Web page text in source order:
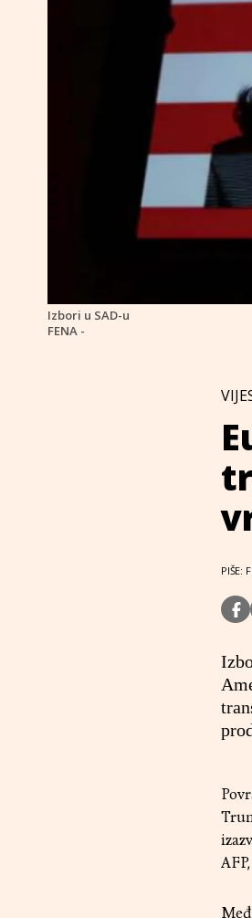
Izbori u SAD-u
FENA -
PIŠE: